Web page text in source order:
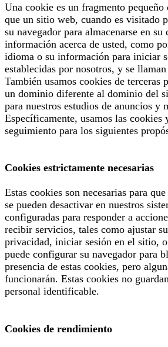
Una cookie es un fragmento
que un sitio web, cuando es visitado
su navegador para almacenarse en
información acerca de usted, como
idioma o su información para iniciar
establecidas por nosotros, y se
También usamos cookies de terceras
un dominio diferente al dominio del
para nuestros estudios de anuncios y
Específicamente, usamos las cookies
seguimiento para los siguientes
Cookies estrictamente necesarias
Estas cookies son necesarias para
se pueden desactivar en nuestros
configuradas para responder a
recibir servicios, tales como ajustar
privacidad, iniciar sesión en el sitio,
puede configurar su navegador para
presencia de estas cookies, pero
funcionarán. Estas cookies no
personal identificable.
Cookies de rendimiento